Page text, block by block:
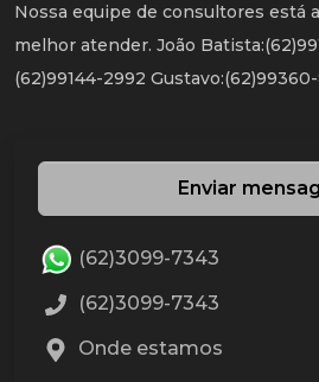
Nossa equipe de consultores está
melhor atender. João
(62)99144-2992
Enviar
(62)3099-7343
(62)3099-7343
Onde estamos